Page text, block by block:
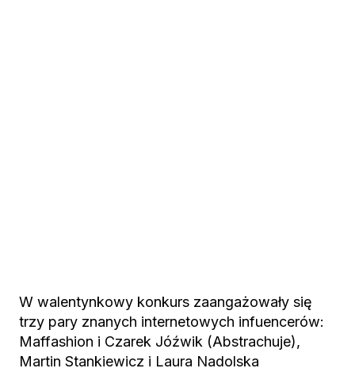
W walentynkowy konkurs zaangażowały się
trzy pary znanych internetowych infuencerów:
Maffashion i Czarek Jóźwik (Abstrachuje),
Martin Stankiewicz i Laura Nadolska